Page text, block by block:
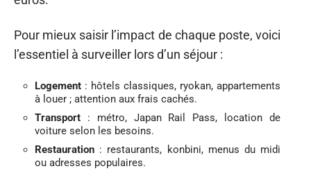
Pour mieux saisir l’impact de chaque poste, voici
l’essentiel à surveiller lors d’un séjour :
Logement : hôtels classiques, ryokan, appartements
à louer ; attention aux frais cachés.
Transport : métro, Japan Rail Pass, location de
voiture selon les besoins.
Restauration : restaurants, konbini, menus du midi
ou adresses populaires.